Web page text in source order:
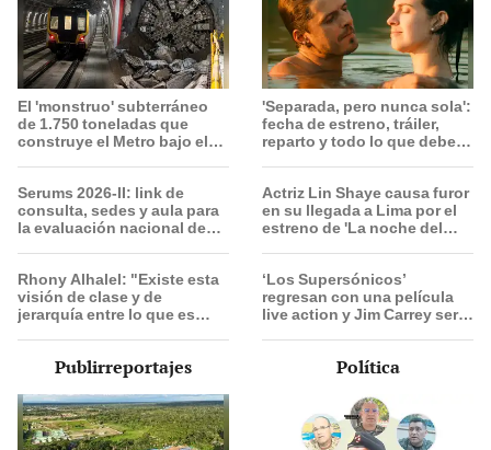
El 'monstruo' subterráneo
de 1.750 toneladas que
construye el Metro bajo el
Serums 2026-II: link de
consulta, sedes y aula para
la evaluación nacional de
Rhony Alhalel: "Existe esta
visión de clase y de
jerarquía entre lo que es
'Separada, pero nunca sola':
fecha de estreno, tráiler,
reparto y todo lo que debes
Actriz Lin Shaye causa furor
en su llegada a Lima por el
estreno de 'La noche del
‘Los Supersónicos’
regresan con una película
live action y Jim Carrey será
Publirreportajes Política